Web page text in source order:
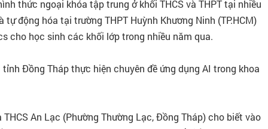
thức ngoại khóa tập trung ở khối THCS và THPT tại nhiều
động hóa tại trường THPT Huỳnh Khương Ninh (TP.HCM)
cho học sinh các khối lớp trong nhiều năm qua.
Đồng Tháp thực hiện chuyên đề ứng dụng AI trong khoa
An Lạc (Phường Thường Lạc, Đồng Tháp) cho biết vào